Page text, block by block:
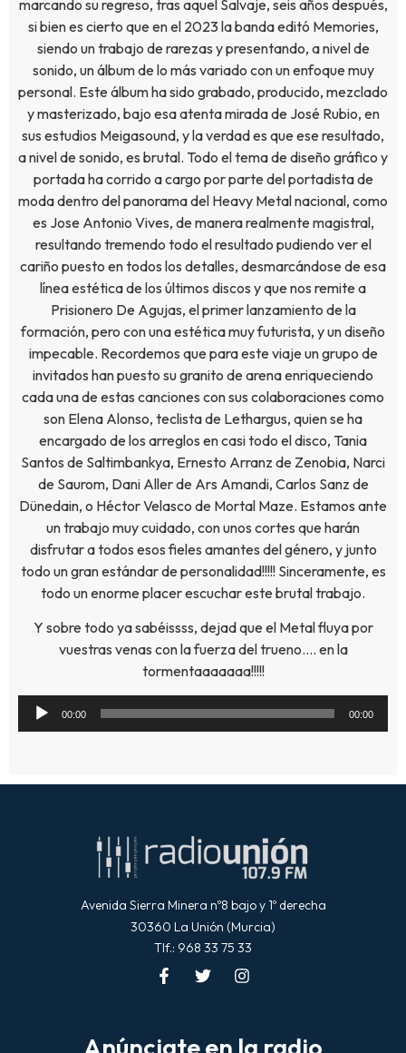
marcando su regreso, tras aquel Salvaje, seis años después,
si bien es cierto que en el 2023 la banda editó Memories,
siendo un trabajo de rarezas y presentando, a nivel de
sonido, un álbum de lo más variado con un enfoque muy
personal. Este álbum ha sido grabado, producido, mezclado
y masterizado, bajo esa atenta mirada de José Rubio, en
sus estudios Meigasound, y la verdad es que ese resultado,
a nivel de sonido, es brutal. Todo el tema de diseño gráfico y
portada ha corrido a cargo por parte del portadista de
moda dentro del panorama del Heavy Metal nacional, como
es Jose Antonio Vives, de manera realmente magistral,
resultando tremendo todo el resultado pudiendo ver el
cariño puesto en todos los detalles, desmarcándose de esa
línea estética de los últimos discos y que nos remite a
Prisionero De Agujas, el primer lanzamiento de la
formación, pero con una estética muy futurista, y un diseño
impecable. Recordemos que para este viaje un grupo de
invitados han puesto su granito de arena enriqueciendo
cada una de estas canciones con sus colaboraciones como
son Elena Alonso, teclista de Lethargus, quien se ha
encargado de los arreglos en casi todo el disco, Tania
Santos de Saltimbankya, Ernesto Arranz de Zenobia, Narci
de Saurom, Dani Aller de Ars Amandi, Carlos Sanz de
Dünedain, o Héctor Velasco de Mortal Maze. Estamos ante
un trabajo muy cuidado, con unos cortes que harán
disfrutar a todos esos fieles amantes del género, y junto
todo un gran estándar de personalidad!!!!! Sinceramente, es
todo un enorme placer escuchar este brutal trabajo.
Y sobre todo ya sabéissss, dejad que el Metal fluya por
vuestras venas con la fuerza del trueno…. en la
tormentaaaaaaa!!!!!
Reproductor
00:00 00:00
Avenida Sierra Minera nº8 bajo y 1º derecha
30360 La Unión (Murcia)
Tlf.: 968 33 75 33